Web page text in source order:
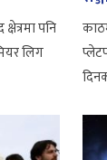
पनि
लिग